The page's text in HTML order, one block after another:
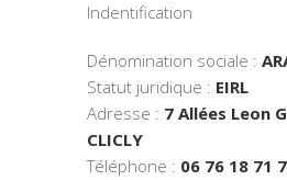
Indentification
Dénomination sociale :
Statut juridique : EIRL
Adresse : 7 Allées Leon
CLICLY
Téléphone : 06 76 18 71